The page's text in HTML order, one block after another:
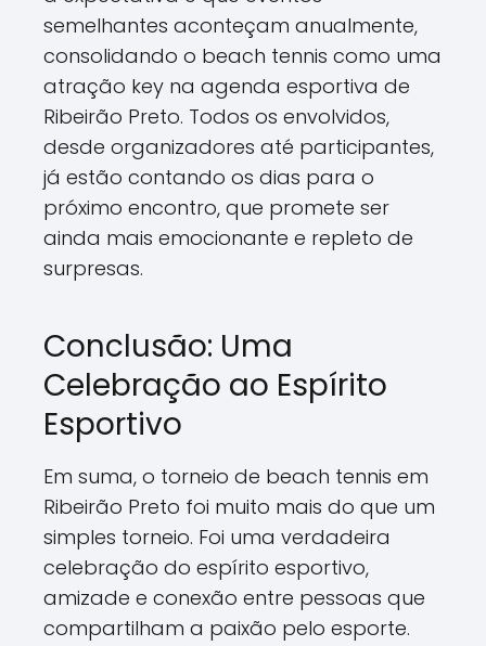
semelhantes aconteçam anualmente,
consolidando o beach tennis como uma
atração key na agenda esportiva de
Ribeirão Preto. Todos os envolvidos,
desde organizadores até participantes,
já estão contando os dias para o
próximo encontro, que promete ser
ainda mais emocionante e repleto de
surpresas.
Conclusão: Uma
Celebração ao Espírito
Esportivo
Em suma, o torneio de beach tennis em
Ribeirão Preto foi muito mais do que um
simples torneio. Foi uma verdadeira
celebração do espírito esportivo,
amizade e conexão entre pessoas que
compartilham a paixão pelo esporte.